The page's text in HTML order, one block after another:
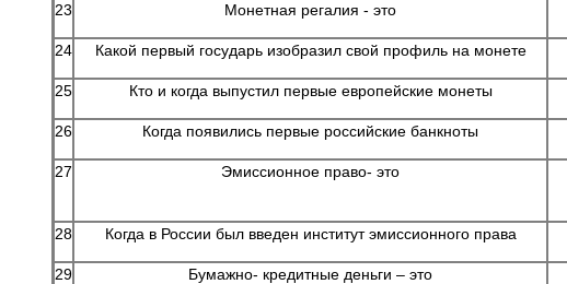
23 Монетная регалия - это
24 Какой первый государь изобразил свой профиль на монете
25 Кто и когда выпустил первые европейские монеты
26 Когда появились первые российские банкноты
27 Эмиссионное право- это
28 Когда в России был введен институт эмиссионного права
29 Бумажно- кредитные деньги – это